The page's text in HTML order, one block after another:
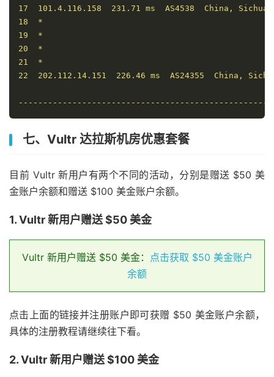
17  101.4.116.158  231.71 ms  AS4538  China, Sichuan,
18  *
19  *
20  *
21  *
22  202.112.14.151  226.46 ms  AS24355  China,
七、Vultr 达拉斯机房优惠套餐
目前 Vultr 新用户有两个不同的活动，分别是赠送 $50 美
金账户余额和赠送 $100 美金账户余额。
1. Vultr 新用户赠送 $50 美金
Vultr 新用户赠送 $50 美金：
点击获取 $50 美金账户
余额
点击上面的链接并注册账户即可获赠 $50 美金账户余额，
具体的注册教程请继续往下看。
2. Vultr 新用户赠送 $100 美金